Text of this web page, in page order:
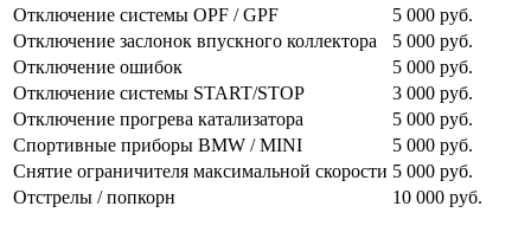
Отключение системы OPF / GPF
5 000 руб.
Отключение заслонок впускного коллектора
5 000 руб.
Отключение ошибок
5 000 руб.
Отключение системы START/STOP
3 000 руб.
Отключение прогрева катализатора
5 000 руб.
Спортивные приборы BMW / MINI
5 000 руб.
Снятие ограничителя максимальной скорости 5 000 руб.
Отстрелы / попкорн
10 000 руб.